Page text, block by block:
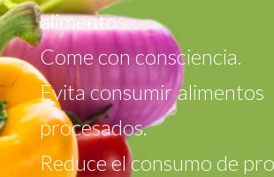
alimentos.
Come con consciencia.
Evita consumir alimentos
procesados.
Reduce el consumo de